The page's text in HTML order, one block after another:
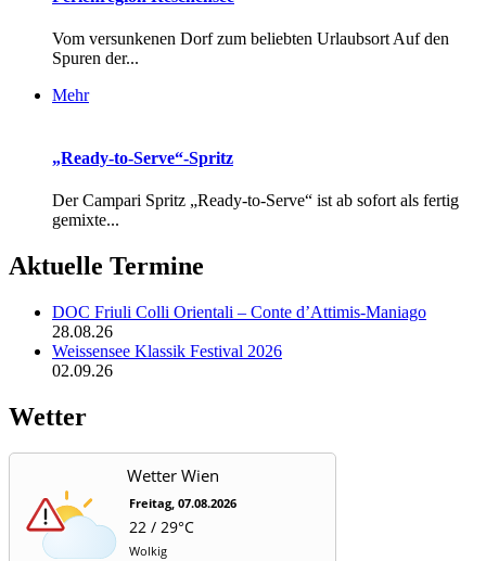
Vom versunkenen Dorf zum beliebten Urlaubsort Auf den
Spuren der...
Mehr
„Ready-to-Serve“-Spritz
Der Campari Spritz „Ready-to-Serve“ ist ab sofort als fertig
gemixte...
Aktuelle Termine
DOC Friuli Colli Orientali – Conte d’Attimis-Maniago
28.08.26
Weissensee Klassik Festival 2026
02.09.26
Wetter
Wetter Wien
Freitag, 07.08.2026
22 / 29°C
Wolkig